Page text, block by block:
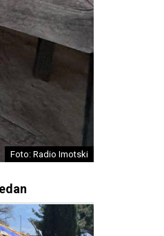
Foto: Radio Imotski